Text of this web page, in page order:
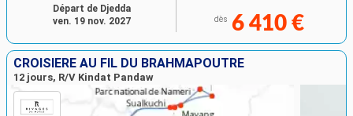
dès 6 410 €
Départ de Djedda
ven. 19 nov. 2027
CROISIÈRE AU FIL DU BRAHMAPOUTRE
12 jours, R/V Kindat Pandaw